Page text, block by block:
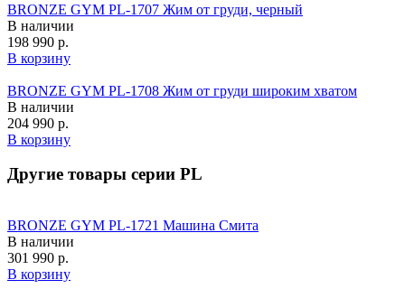
BRONZE GYM PL-1707 Жим от груди, черный
В наличии
198 990 р.
В корзину
BRONZE GYM PL-1708 Жим от груди широким хватом
В наличии
204 990 р.
В корзину
Другие товары серии PL
BRONZE GYM PL-1721 Машина Смита
В наличии
301 990 р.
В корзину